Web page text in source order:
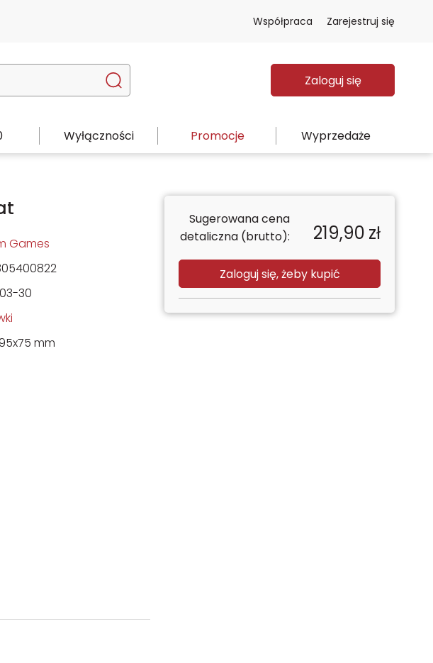
Współpraca Zarejestruj się
Zaloguj się
Wyłączności Promocje Wyprzedaże
Games
30
mm
Sugerowana cena
detaliczna (brutto):
219,90 zł
Zaloguj się, żeby kupić